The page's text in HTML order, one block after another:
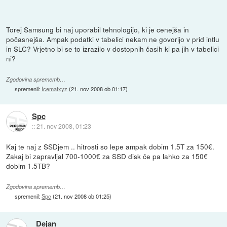
Torej Samsung bi naj uporabil tehnologijo, ki je cenejša in
počasnejša. Ampak podatki v tabelici nekam ne govorijo v prid intlu
in SLC? Vrjetno bi se to izrazilo v dostopnih časih ki pa jih v tabelici
ni?
Zgodovina sprememb…
spremenil: Icematxyz (21. nov 2008 ob 01:17)
Spc
::21. nov 2008, 01:23
Kaj te naj z SSDjem .. hitrosti so lepe ampak dobim 1.5T za 150€.
Zakaj bi zapravljal 700-1000€ za SSD disk če pa lahko za 150€
dobim 1.5TB?
Zgodovina sprememb…
spremenil:Spc (21. nov 2008 ob 01:25)
_Dejan_